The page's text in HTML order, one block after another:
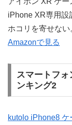
iPhone XR専用設
ホコリを寄せない
Amazonで見る
スマートフ
ンキング2
kutolo iPhone8